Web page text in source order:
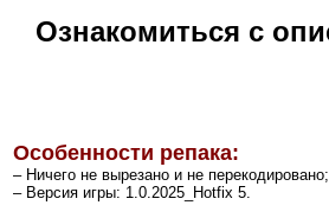
Ознакомиться с
Особенности репака:
– Ничего не вырезано и не перекодировано;
– Версия игры: 1.0.2025_Hotfix 5.